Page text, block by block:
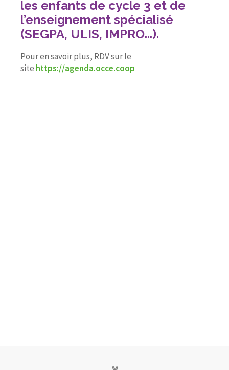
les enfants de cycle 3 et de
l’enseignement spécialisé
(SEGPA, ULIS, IMPRO...).
Pour en savoir plus, RDV sur le
site https://agenda.occe.coop